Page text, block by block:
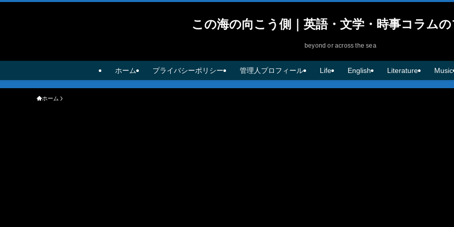
この海の向こう側｜英語・文学・時事コラム
beyond or across the sea
ホーム プライバシーポリシー 管理人プロフィール Life English Literature Music
ホーム